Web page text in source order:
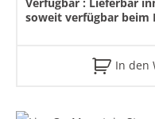
soweit verfügbar beim
In den